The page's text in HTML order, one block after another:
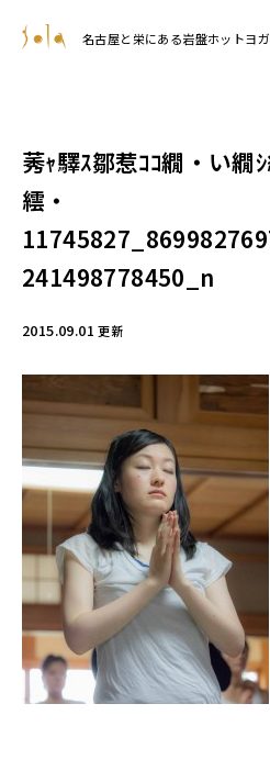
名古屋と栄にある岩盤ホットヨ
莠ｬ驛ｽ鄒惹ｺｺ繝・い繝
繧・
241498778450_n
2015.09.01更新